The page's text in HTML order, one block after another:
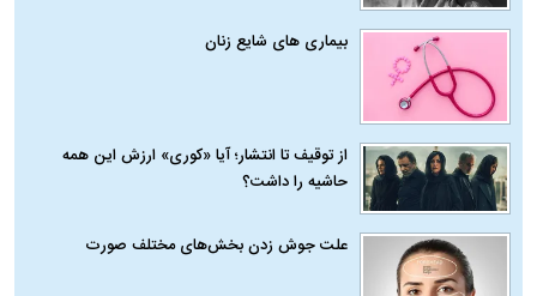
بیماری‌ های شایع زنان
از توقیف تا انتشار؛ آیا «کوری» ارزش این همه
حاشیه را داشت؟
علت جوش زدن بخش‌های مختلف صورت